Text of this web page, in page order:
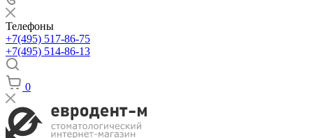
Телефоны
+7(495) 517-86-75
+7(495) 514-86-13
0